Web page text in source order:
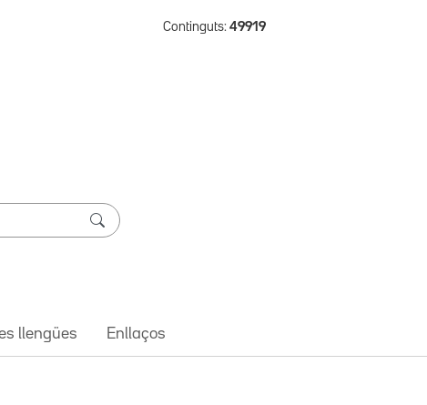
Continguts: 49919
llengües Enllaços